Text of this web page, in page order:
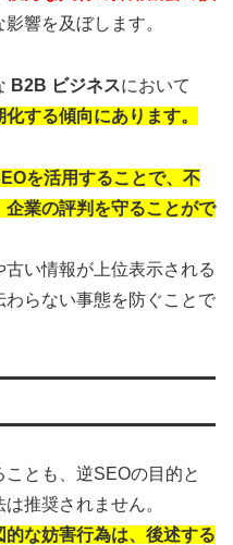
響を及ぼします。
B2B ビジネスにおいて
する傾向にあります。
を活用することで、不
業の評判を守ることがで
い情報が上位表示される
らない事態を防ぐことで
とも、逆SEOの目的と
推奨されません。
な妨害行為は、後述する